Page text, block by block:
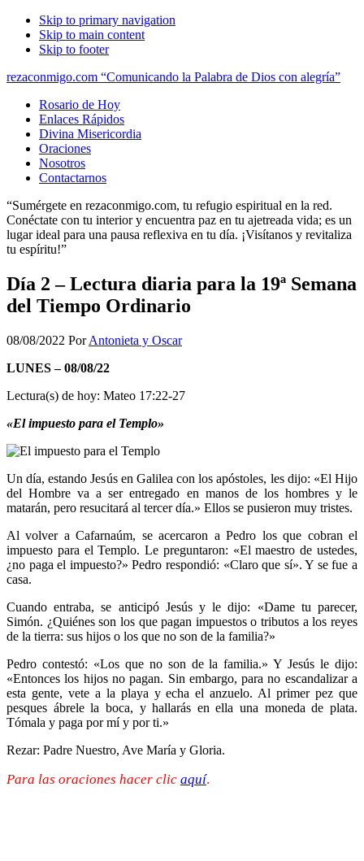
Skip to primary navigation
Skip to main content
Skip to footer
rezaconmigo.com “Comunicando la Palabra de Dios con alegría”
Rosario de Hoy
Enlaces Rápidos
Divina Misericordia
Oraciones
Nosotros
Contactarnos
“Sumérgete en rezaconmigo.com, tu refugio espiritual en la red.
Conéctate con tu interior y encuentra paz en tu ajetreada vida; es un
lugar ideal para una pausa reflexiva en tu día. ¡Visítanos y revitaliza
tu espíritu!”
Día 2 – Lectura diaria para la 19ª Semana
del Tiempo Ordinario
08/08/2022 PorAntonieta y Oscar
LUNES – 08/08/22
Lectura(s) de hoy: Mateo 17:22-27
«El impuesto para el Templo»
Un día, estando Jesús en Galilea con los apóstoles, les dijo: «El Hijo
del Hombre va a ser entregado en manos de los hombres y le
matarán, pero resucitará al tercer día.» Ellos se pusieron muy tristes.
Al volver a Cafarnaúm, se acercaron a Pedro los que cobran el
impuesto para el Templo. Le preguntaron: «El maestro de ustedes,
¿no paga el impuesto?» Pedro respondió: «Claro que sí». Y se fue a
casa.
Cuando entraba, se anticipó Jesús y le dijo: «Dame tu parecer,
Simón. ¿Quiénes son los que pagan impuestos o tributos a los reyes
de la tierra: sus hijos o los que no son de la familia?»
Pedro contestó: «Los que no son de la familia.» Y Jesús le dijo:
«Entonces los hijos no pagan. Sin embargo, para no escandalizar a
esta gente, vete a la playa y echa el anzuelo. Al primer pez que
pesques ábrele la boca, y hallarás en ella una moneda de plata.
Tómala y paga por mí y por ti.»
Rezar: Padre Nuestro, Ave María y Gloria.
Para las oraciones hacer clic aquí.